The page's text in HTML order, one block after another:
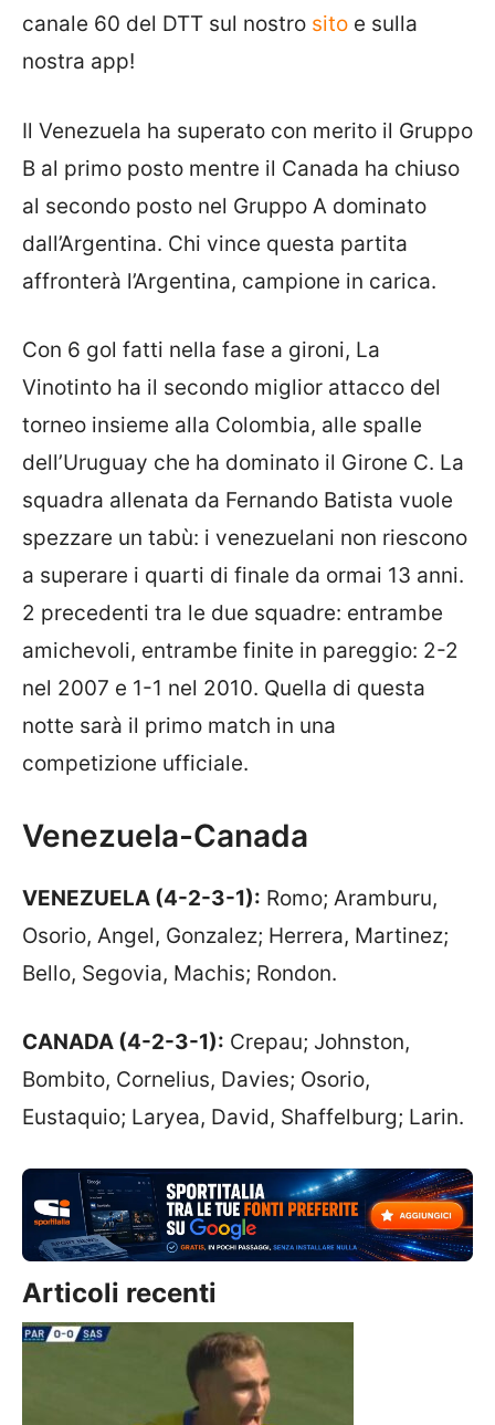
canale 60 del DTT sul nostro sito e sulla
nostra app!
Il Venezuela ha superato con merito il Gruppo
B al primo posto mentre il Canada ha chiuso
al secondo posto nel Gruppo A dominato
dall’Argentina. Chi vince questa partita
affronterà l’Argentina, campione in carica.
Con 6 gol fatti nella fase a gironi, La
Vinotinto ha il secondo miglior attacco del
torneo insieme alla Colombia, alle spalle
dell’Uruguay che ha dominato il Girone C. La
squadra allenata da Fernando Batista vuole
spezzare un tabù: i venezuelani non riescono
a superare i quarti di finale da ormai 13 anni.
2 precedenti tra le due squadre: entrambe
amichevoli, entrambe finite in pareggio: 2-2
nel 2007 e 1-1 nel 2010. Quella di questa
notte sarà il primo match in una
competizione ufficiale.
Venezuela-Canada
VENEZUELA (4-2-3-1): Romo; Aramburu,
Osorio, Angel, Gonzalez; Herrera, Martinez;
Bello, Segovia, Machis; Rondon.
CANADA (4-2-3-1): Crepau; Johnston,
Bombito, Cornelius, Davies; Osorio,
Eustaquio; Laryea, David, Shaffelburg; Larin.
Articoli recenti